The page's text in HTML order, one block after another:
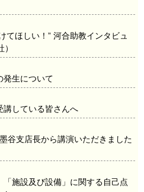
ほしい！” 河合助教インタビュ
発生について
講している皆さんへ
谷支店長から講演いただきました
「施設及び設備」に関する自己点